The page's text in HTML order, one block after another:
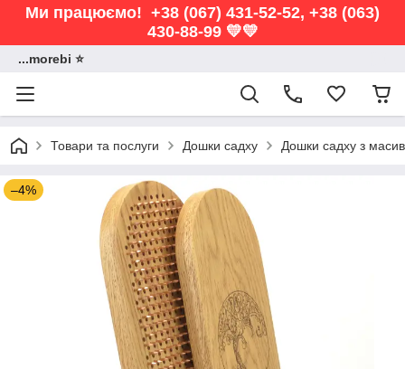
Ми працюємо! +38 (067) 431-52-52, +38 (063)
430-88-99 💛💛
...morebi ⭐️
Товари та послуги Дошки садху Дошки садху з
–4%